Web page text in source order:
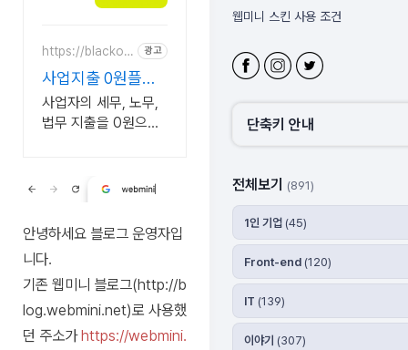
우
편
물
대
령
4
시
간
C
C
T
시
주
소
지
대
편
안
심
대
리
수
령,
https://blackon
광고
사업지출 0원플랫
폼, 블랙원
사업자의 세무, 노무,
법무 지출을 0원으로
안녕하세요 블로그 운영자입
니다.
기존 웹미니 블로그(http://b
log.webmini.net)로 사용했
던 주소가https://webmini.
웹미니 스킨 사용 조건
웹미니 사이트
단축키 안내
전체보기 (891)
1인 기업 (45)
Front-end (120)
IT (139)
이야기 (307)